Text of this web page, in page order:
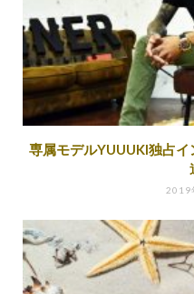
専属モデルYUUUKI独占
2019